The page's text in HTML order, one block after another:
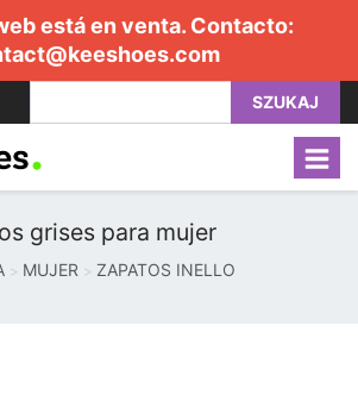
está en venta. Contacto:
SZUKAJ
grises para mujer
MUJER ZAPATOS INELLO